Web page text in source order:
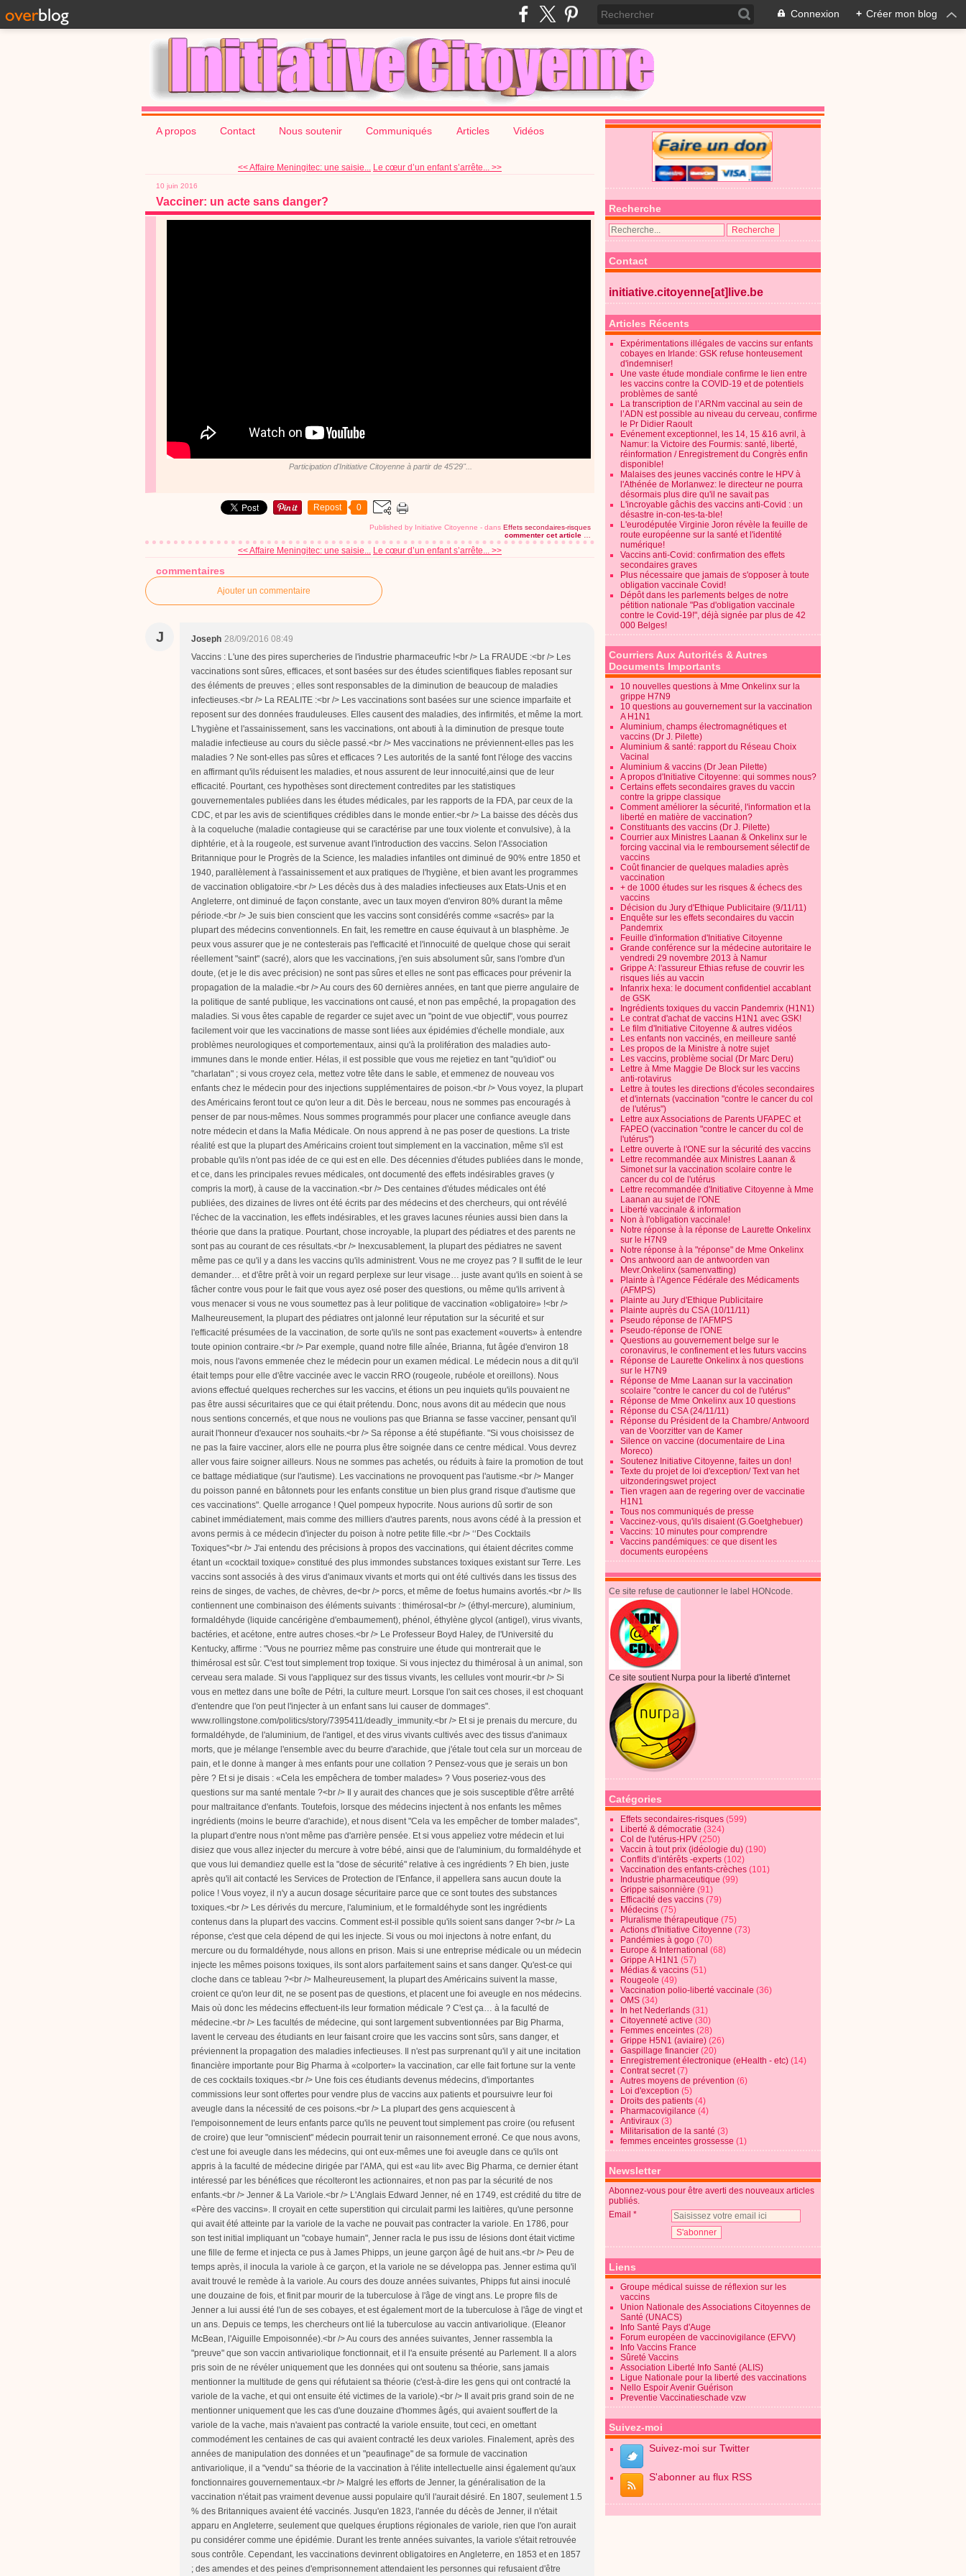
Connexion + Créer mon blog
A propos Contact Nous soutenir Communiqués Articles Vidéos
<< Affaire Meningitec: une saisie... Le cœur d’un enfant s’arrête... >>
10 juin 2016
Vacciner: un acte sans danger?
Participation d'Initiative Citoyenne à partir de 45'29''...
Repost 0
Published by Initiative Citoyenne - dans Effets secondaires-risques
commenter cet article
<< Affaire Meningitec: une saisie... Le cœur d’un enfant s’arrête... >>
commentaires
Ajouter un commentaire
J Joseph 28/09/2016 08:49
Vaccins : L'une des pires supercheries de l'industrie pharmaceufric !<br /> La FRAUDE :<br /> Les vaccinations sont sûres, efficaces, et sont basées sur des études scientifiques fiables reposant sur des éléments de preuves ; elles sont responsables de la diminution de beaucoup de maladies infectieuses.<br /> La REALITE :<br /> Les vaccinations sont basées sur une science imparfaite et reposent sur des données frauduleuses. Elles causent des maladies, des infirmités, et même la mort. L'hygiène et l'assainissement, sans les vaccinations, ont abouti à la diminution de presque toute maladie infectieuse au cours du siècle passé.<br /> Mes vaccinations ne préviennent-elles pas les maladies ? Ne sont-elles pas sûres et efficaces ? Les autorités de la santé font l'éloge des vaccins en affirmant qu'ils réduisent les maladies, et nous assurent de leur innocuité,ainsi que de leur efficacité. Pourtant, ces hypothèses sont directement contredites par les statistiques gouvernementales publiées dans les études médicales, par les rapports de la FDA, par ceux de la CDC, et par les avis de scientifiques crédibles dans le monde entier.<br /> La baisse des décès dus à la coqueluche (maladie contagieuse qui se caractérise par une toux violente et convulsive), à la diphtérie, et à la rougeole, est survenue avant l'introduction des vaccins. Selon l'Association Britannique pour le Progrès de la Science, les maladies infantiles ont diminué de 90% entre 1850 et 1940, parallèlement à l'assainissement et aux pratiques de l'hygiène, et bien avant les programmes de vaccination obligatoire.<br /> Les décès dus à des maladies infectieuses aux Etats-Unis et en Angleterre, ont diminué de façon constante, avec un taux moyen d'environ 80% durant la même période.<br /> Je suis bien conscient que les vaccins sont considérés comme «sacrés» par la plupart des médecins conventionnels. En fait, les remettre en cause équivaut à un blasphème. Je peux vous assurer que je ne contesterais pas l'efficacité et l'innocuité de quelque chose qui serait réellement "saint" (sacré), alors que les vaccinations, j'en suis absolument sûr, sans l'ombre d'un doute, (et je le dis avec précision) ne sont pas sûres et elles ne sont pas efficaces pour prévenir la propagation de la maladie.<br /> Au cours des 60 dernières années, en tant que pierre angulaire de la politique de santé publique, les vaccinations ont causé, et non pas empêché, la propagation des maladies. Si vous êtes capable de regarder ce sujet avec un "point de vue objectif", vous pourrez facilement voir que les vaccinations de masse sont liées aux épidémies d'échelle mondiale, aux problèmes neurologiques et comportementaux, ainsi qu'à la prolifération des maladies auto-immunes dans le monde entier. Hélas, il est possible que vous me rejetiez en tant "qu'idiot" ou "charlatan" ; si vous croyez cela, mettez votre tête dans le sable, et emmenez de nouveau vos enfants chez le médecin pour des injections supplémentaires de poison.<br /> Vous voyez, la plupart des Américains feront tout ce qu'on leur a dit. Dès le berceau, nous ne sommes pas encouragés à penser de par nous-mêmes. Nous sommes programmés pour placer une confiance aveugle dans notre médecin et dans la Mafia Médicale. On nous apprend à ne pas poser de questions. La triste réalité est que la plupart des Américains croient tout simplement en la vaccination, même s'il est probable qu'ils n'ont pas idée de ce qui est en elle. Des décennies d'études publiées dans le monde, et ce, dans les principales revues médicales, ont documenté des effets indésirables graves (y compris la mort), à cause de la vaccination.<br /> Des centaines d'études médicales ont été publiées, des dizaines de livres ont été écrits par des médecins et des chercheurs, qui ont révélé l'échec de la vaccination, les effets indésirables, et les graves lacunes réunies aussi bien dans la théorie que dans la pratique. Pourtant, chose incroyable, la plupart des pédiatres et des parents ne sont pas au courant de ces résultats.<br /> Inexcusablement, la plupart des pédiatres ne savent même pas ce qu'il y a dans les vaccins qu'ils administrent. Vous ne me croyez pas ? Il suffit de le leur demander… et d'être prêt à voir un regard perplexe sur leur visage… juste avant qu'ils en soient à se fâcher contre vous pour le fait que vous ayez osé poser des questions, ou même qu'ils arrivent à vous menacer si vous ne vous soumettez pas à leur politique de vaccination «obligatoire» !<br /> Malheureusement, la plupart des pédiatres ont jalonné leur réputation sur la sécurité et sur l'efficacité présumées de la vaccination, de sorte qu'ils ne sont pas exactement «ouverts» à entendre toute opinion contraire.<br /> Par exemple, quand notre fille aînée, Brianna, fut âgée d'environ 18 mois, nous l'avons emmenée chez le médecin pour un examen médical. Le médecin nous a dit qu'il était temps pour elle d'être vaccinée avec le vaccin RRO (rougeole, rubéole et oreillons). Nous avions effectué quelques recherches sur les vaccins, et étions un peu inquiets qu'ils pouvaient ne pas être aussi sécuritaires que ce qui était prétendu. Donc, nous avons dit au médecin que nous nous sentions concernés, et que nous ne voulions pas que Brianna se fasse vacciner, pensant qu'il aurait l'honneur d'exaucer nos souhaits.<br /> Sa réponse a été stupéfiante. "Si vous choisissez de ne pas la faire vacciner, alors elle ne pourra plus être soignée dans ce centre médical. Vous devrez aller vous faire soigner ailleurs. Nous ne sommes pas achetés, ou réduits à faire la promotion de tout ce battage médiatique (sur l'autisme). Les vaccinations ne provoquent pas l'autisme.<br /> Manger du poisson panné en bâtonnets pour les enfants constitue un bien plus grand risque d'autisme que ces vaccinations". Quelle arrogance ! Quel pompeux hypocrite. Nous aurions dû sortir de son cabinet immédiatement, mais comme des milliers d'autres parents, nous avons cédé à la pression et avons permis à ce médecin d'injecter du poison à notre petite fille.<br /> ‘‘Des Cocktails Toxiques''<br /> J'ai entendu des précisions à propos des vaccinations, qui étaient décrites comme étant un «cocktail toxique» constitué des plus immondes substances toxiques existant sur Terre. Les vaccins sont associés à des virus d'animaux vivants et morts qui ont été cultivés dans les tissus des reins de singes, de vaches, de chèvres, de<br /> porcs, et même de foetus humains avortés.<br /> Ils contiennent une combinaison des éléments suivants : thimérosal<br /> (éthyl-mercure), aluminium, formaldéhyde (liquide cancérigène d'embaumement), phénol, éthylène glycol (antigel), virus vivants, bactéries, et acétone, entre autres choses.<br /> Le Professeur Boyd Haley, de l'Université du Kentucky, affirme : "Vous ne pourriez même pas construire une étude qui montrerait que le thimérosal est sûr. C'est tout simplement trop toxique. Si vous injectez du thimérosal à un animal, son cerveau sera malade. Si vous l'appliquez sur des tissus vivants, les cellules vont mourir.<br /> Si vous en mettez dans une boîte de Pétri, la culture meurt. Lorsque l'on sait ces choses, il est choquant d'entendre que l'on peut l'injecter à un enfant sans lui causer de dommages". www.rollingstone.com/politics/story/7395411/deadly_immunity.<br /> Et si je prenais du mercure, du formaldéhyde, de l'aluminium, de l'antigel, et des virus vivants cultivés avec des tissus d'animaux morts, que je mélange l'ensemble avec du beurre d'arachide, que j'étale tout cela sur un morceau de pain, et le donne à manger à mes enfants pour une collation ? Pensez-vous que je serais un bon père ? Et si je disais : «Cela les empêchera de tomber malades» ? Vous poseriez-vous des questions sur ma santé mentale ?<br /> Il y aurait des chances que je sois susceptible d'être arrêté pour maltraitance d'enfants. Toutefois, lorsque des médecins injectent à nos enfants les mêmes ingrédients (moins le beurre d'arachide), et nous disent "Cela va les empêcher de tomber malades", la plupart d'entre nous n'ont même pas d'arrière pensée. Et si vous appeliez votre médecin et lui disiez que vous allez injecter du mercure à votre bébé, ainsi que de l'aluminium, du formaldéhyde et que vous lui demandiez quelle est la "dose de sécurité" relative à ces ingrédients ? Eh bien, juste après qu'il ait contacté les Services de Protection de l'Enfance, il appellera sans aucun doute la police ! Vous voyez, il n'y a aucun dosage sécuritaire parce que ce sont toutes des substances toxiques.<br /> Les dérivés du mercure, l'aluminium, et le formaldéhyde sont les ingrédients contenus dans la plupart des vaccins. Comment est-il possible qu'ils soient sans danger ?<br /> La réponse, c'est que cela dépend de qui les injecte. Si vous ou moi injectons à notre enfant, du mercure ou du formaldéhyde, nous allons en prison. Mais si une entreprise médicale ou un médecin injecte les mêmes poisons toxiques, ils sont alors parfaitement sains et sans danger. Qu'est-ce qui cloche dans ce tableau ?<br /> Malheureusement, la plupart des Américains suivent la masse, croient ce qu'on leur dit, ne se posent pas de questions, et placent une foi aveugle en nos médecins. Mais où donc les médecins effectuent-ils leur formation médicale ? C'est ça… à la faculté de médecine.<br /> Les facultés de médecine, qui sont largement subventionnées par Big Pharma, lavent le cerveau des étudiants en leur faisant croire que les vaccins sont sûrs, sans danger, et préviennent la propagation des maladies infectieuses. Il n'est pas surprenant qu'il y ait une incitation financière importante pour Big Pharma à «colporter» la vaccination, car elle fait fortune sur la vente de ces cocktails toxiques.<br /> Une fois ces étudiants devenus médecins, d'importantes commissions leur sont offertes pour vendre plus de vaccins aux patients et poursuivre leur foi aveugle dans la nécessité de ces poisons.<br /> La plupart des gens acquiescent à l'empoisonnement de leurs enfants parce qu'ils ne peuvent tout simplement pas croire (
Recherche
Contact
initiative.citoyenne[at]live.be
Articles Récents
Expérimentations illégales de vaccins sur enfants
cobayes en Irlande: GSK refuse honteusement
d'indemniser!
Une vaste étude mondiale confirme le lien entre
les vaccins contre la COVID-19 et de potentiels
problèmes de santé
La transcription de l’ARNm vaccinal au sein de
l’ADN est possible au niveau du cerveau, confirme
le Pr Didier Raoult
Evénement exceptionnel, les 14, 15 &16 avril, à
Namur: la Victoire des Fourmis: santé, liberté,
réinformation / Enregistrement du Congrès enfin
disponible!
Malaises des jeunes vaccinés contre le HPV à
l'Athénée de Morlanwez: le directeur ne pourra
désormais plus dire qu'il ne savait pas
L'incroyable gâchis des vaccins anti-Covid : un
désastre in-con-tes-ta-ble!
L'eurodéputée Virginie Joron révèle la feuille de
route européenne sur la santé et l'identité
numérique!
Vaccins anti-Covid: confirmation des effets
secondaires graves
Plus nécessaire que jamais de s'opposer à toute
obligation vaccinale Covid!
Dépôt dans les parlements belges de notre
pétition nationale "Pas d'obligation vaccinale
contre le Covid-19!", déjà signée par plus de 42
000 Belges!
Courriers Aux Autorités & Autres
Documents Importants
10 nouvelles questions à Mme Onkelinx sur la
grippe H7N9
10 questions au gouvernement sur la vaccination
A H1N1
Aluminium, champs électromagnétiques et
vaccins (Dr J. Pilette)
Aluminium & santé: rapport du Réseau Choix
Vacinal
Aluminium & vaccins (Dr Jean Pilette)
A propos d'Initiative Citoyenne: qui sommes nous?
Certains effets secondaires graves du vaccin
contre la grippe classique
Comment améliorer la sécurité, l'information et la
liberté en matière de vaccination?
Constituants des vaccins (Dr J. Pilette)
Courrier aux Ministres Laanan & Onkelinx sur le
forcing vaccinal via le remboursement sélectif de
vaccins
Coût financier de quelques maladies après
vaccination
+ de 1000 études sur les risques & échecs des
vaccins
Décision du Jury d'Ethique Publicitaire (9/11/11)
Enquête sur les effets secondaires du vaccin
Pandemrix
Feuille d'information d'Initiative Citoyenne
Grande conférence sur la médecine autoritaire le
vendredi 29 novembre 2013 à Namur
Grippe A: l'assureur Ethias refuse de couvrir les
risques liés au vaccin
Infanrix hexa: le document confidentiel accablant
de GSK
Ingrédients toxiques du vaccin Pandemrix (H1N1)
Le contrat d'achat de vaccins H1N1 avec GSK!
Le film d'Initiative Citoyenne & autres vidéos
Les enfants non vaccinés, en meilleure santé
Les propos de la Ministre à notre sujet
Les vaccins, problème social (Dr Marc Deru)
Lettre à Mme Maggie De Block sur les vaccins
anti-rotavirus
Lettre à toutes les directions d'écoles secondaires
et d'internats (vaccination "contre le cancer du col
de l'utérus")
Lettre aux Associations de Parents UFAPEC et
FAPEO (vaccination "contre le cancer du col de
l'utérus")
Lettre ouverte à l'ONE sur la sécurité des vaccins
Lettre recommandée aux Ministres Laanan &
Simonet sur la vaccination scolaire contre le
cancer du col de l'utérus
Lettre recommandée d'Initiative Citoyenne à Mme
Laanan au sujet de l'ONE
Liberté vaccinale & information
Non à l'obligation vaccinale!
Notre réponse à la réponse de Laurette Onkelinx
sur le H7N9
Notre réponse à la "réponse" de Mme Onkelinx
Ons antwoord aan de antwoorden van
Mevr.Onkelinx (samenvatting)
Plainte à l'Agence Fédérale des Médicaments
(AFMPS)
Plainte au Jury d'Ethique Publicitaire
Plainte auprès du CSA (10/11/11)
Pseudo réponse de l'AFMPS
Pseudo-réponse de l'ONE
Questions au gouvernement belge sur le
coronavirus, le confinement et les futurs vaccins
Réponse de Laurette Onkelinx à nos questions
sur le H7N9
Réponse de Mme Laanan sur la vaccination
scolaire "contre le cancer du col de l'utérus"
Réponse de Mme Onkelinx aux 10 questions
Réponse du CSA (24/11/11)
Réponse du Président de la Chambre/ Antwoord
van de Voorzitter van de Kamer
Silence on vaccine (documentaire de Lina
Moreco)
Soutenez Initiative Citoyenne, faites un don!
Texte du projet de loi d'exception/ Text van het
uitzonderingswet project
Tien vragen aan de regering over de vaccinatie
H1N1
Tous nos communiqués de presse
Vaccinez-vous, qu'ils disaient (G.Goetghebuer)
Vaccins: 10 minutes pour comprendre
Vaccins pandémiques: ce que disent les
documents européens
Ce site refuse de cautionner le label HONcode.
Ce site soutient Nurpa pour la liberté d'internet
Catégories
Effets secondaires-risques (599)
Liberté & démocratie (324)
Col de l'utérus-HPV (250)
Vaccin à tout prix (idéologie du) (190)
Conflits d’intérêts -experts (102)
Vaccination des enfants-crèches (101)
Industrie pharmaceutique (99)
Grippe saisonnière (91)
Efficacité des vaccins (79)
Médecins (75)
Pluralisme thérapeutique (75)
Actions d'Initiative Citoyenne (73)
Pandémies à gogo (70)
Europe & International (68)
Grippe A H1N1 (57)
Médias & vaccins (51)
Rougeole (49)
Vaccination polio-liberté vaccinale (36)
OMS (34)
In het Nederlands (31)
Citoyenneté active (30)
Femmes enceintes (28)
Grippe H5N1 (aviaire) (26)
Gaspillage financier (20)
Enregistrement électronique (eHealth - etc) (14)
Contrat secret(7)
Autres moyens de prévention (6)
Loi d'exception (5)
Droits des patients (4)
Pharmacovigilance (4)
Antiviraux (3)
Militarisation de la santé (3)
femmes enceintes grossesse (1)
Newsletter
Abonnez-vous pour être averti des nouveaux articles
publiés.
Email
Liens
Groupe médical suisse de réflexion sur les
vaccins
Union Nationale des Associations Citoyennes de
Santé (UNACS)
Info Santé Pays d'Auge
Forum européen de vaccinovigilance (EFVV)
Info Vaccins France
Sûreté Vaccins
Association Liberté Info Santé (ALIS)
Ligue Nationale pour la liberté des vaccinations
Nello Espoir Avenir Guérison
Preventie Vaccinatieschade vzw
Suivez-moi
Suivez-moi sur Twitter
S'abonner au flux RSS